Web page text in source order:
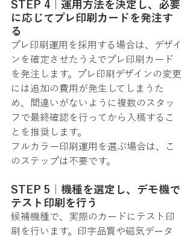
STEP 4｜運用方法を決定し、必要
に応じてプレ印刷カードを発注す
る
プレ印刷運用を採用する場合は、デザイ
ンを確定させたうえでプレ印刷カード
を発注します。プレ印刷デザインの変更
には追加の費用が発生してしまうた
め、間違いがないように複数のスタッ
フで最終確認を行ってから入稿するこ
とを推奨します。
フルカラー印刷運用を選ぶ場合は、こ
のステップは不要です。
STEP 5｜機種を選定し、デモ機で
テスト印刷を行う
候補機種で、実際のカードにテスト印
刷を行います。印字品質や磁気データ